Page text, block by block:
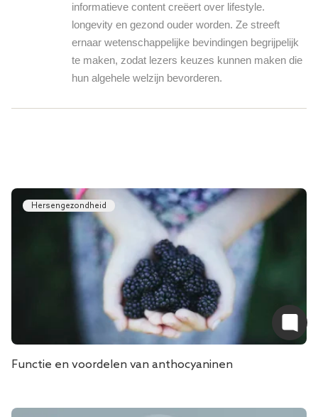
informatieve content creëert over lifestyle.
longevity en gezond ouder worden. Ze streeft
ernaar wetenschappelijke bevindingen begrijpelijk
te maken, zodat lezers keuzes kunnen maken die
hun algehele welzijn bevorderen.
Hersengezondheid
Functie en voordelen van anthocyaninen